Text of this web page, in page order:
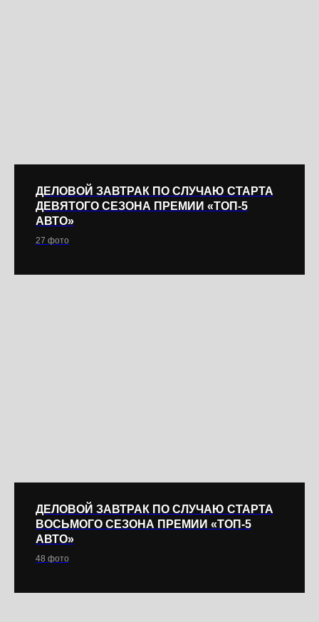
ДЕЛОВОЙ ЗАВТРАК ПО СЛУЧАЮ СТАРТА
ДЕВЯТОГО СЕЗОНА ПРЕМИИ «ТОП-5
АВТО»
27 фото
ДЕЛОВОЙ ЗАВТРАК ПО СЛУЧАЮ СТАРТА
ВОСЬМОГО СЕЗОНА ПРЕМИИ «ТОП-5
АВТО»
48 фото